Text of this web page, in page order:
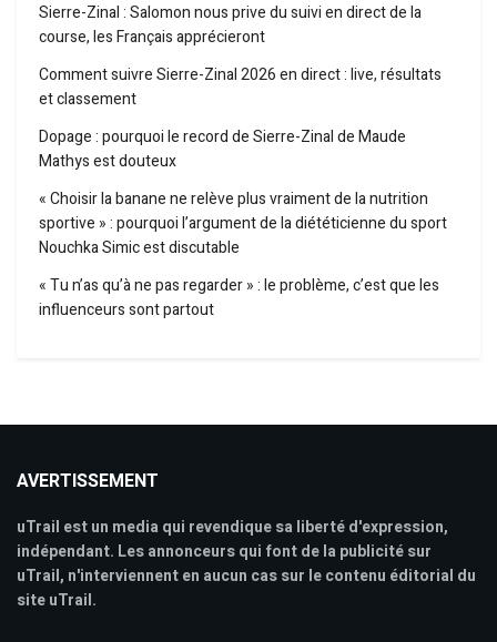
Sierre-Zinal : Salomon nous prive du suivi en direct de la
course, les Français apprécieront
Comment suivre Sierre-Zinal 2026 en direct : live, résultats
et classement
Dopage : pourquoi le record de Sierre-Zinal de Maude
Mathys est douteux
« Choisir la banane ne relève plus vraiment de la nutrition
sportive » : pourquoi l’argument de la diététicienne du sport
Nouchka Simic est discutable
« Tu n’as qu’à ne pas regarder » : le problème, c’est que les
influenceurs sont partout
AVERTISSEMENT
uTrail est un media qui revendique sa liberté d'expression,
indépendant. Les annonceurs qui font de la publicité sur
uTrail, n'interviennent en aucun cas sur le contenu éditorial du
site uTrail.